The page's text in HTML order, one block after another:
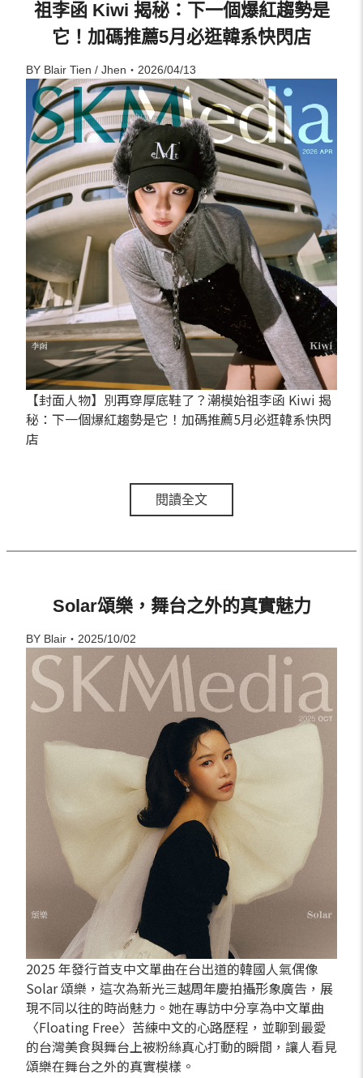
祖李函 Kiwi 揭秘：下一個爆紅趨勢是
它！加碼推薦5月必逛韓系快閃店
BY Blair Tien / Jhen・2026/04/13
【封面人物】別再穿厚底鞋了？潮模始祖李函 Kiwi 揭
秘：下一個爆紅趨勢是它！加碼推薦5月必逛韓系快閃
店
閱讀全文
Solar頌樂，舞台之外的真實魅力
BY Blair・2025/10/02
2025 年發行首支中文單曲在台出道的韓國人氣偶像
Solar 頌樂，這次為新光三越周年慶拍攝形象廣告，展
現不同以往的時尚魅力。她在專訪中分享為中文單曲
〈Floating Free〉苦練中文的心路歷程，並聊到最愛
的台灣美食與舞台上被粉絲真心打動的瞬間，讓人看見
頌樂在舞台之外的真實模樣。